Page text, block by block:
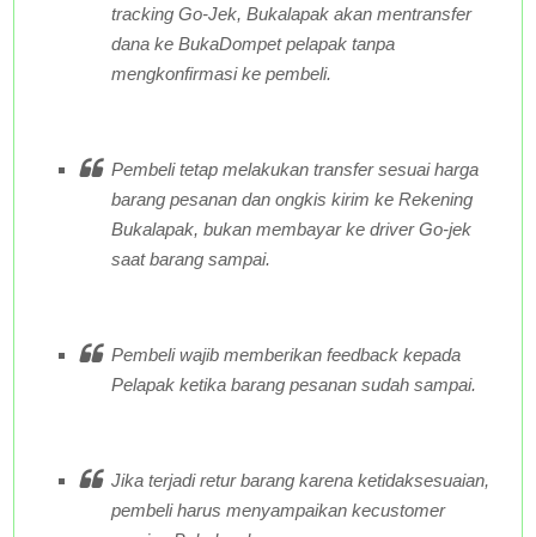
tracking Go-Jek, Bukalapak akan mentransfer
dana ke BukaDompet pelapak tanpa
mengkonfirmasi ke pembeli.
Pembeli tetap melakukan transfer sesuai harga
barang pesanan dan ongkis kirim ke Rekening
Bukalapak, bukan membayar ke driver Go-jek
saat barang sampai.
Pembeli wajib memberikan feedbackkepada
Pelapak ketika barang pesanan sudah sampai.
Jika terjadi retur barang karena ketidaksesuaian,
pembeli harus menyampaikan kecustomer